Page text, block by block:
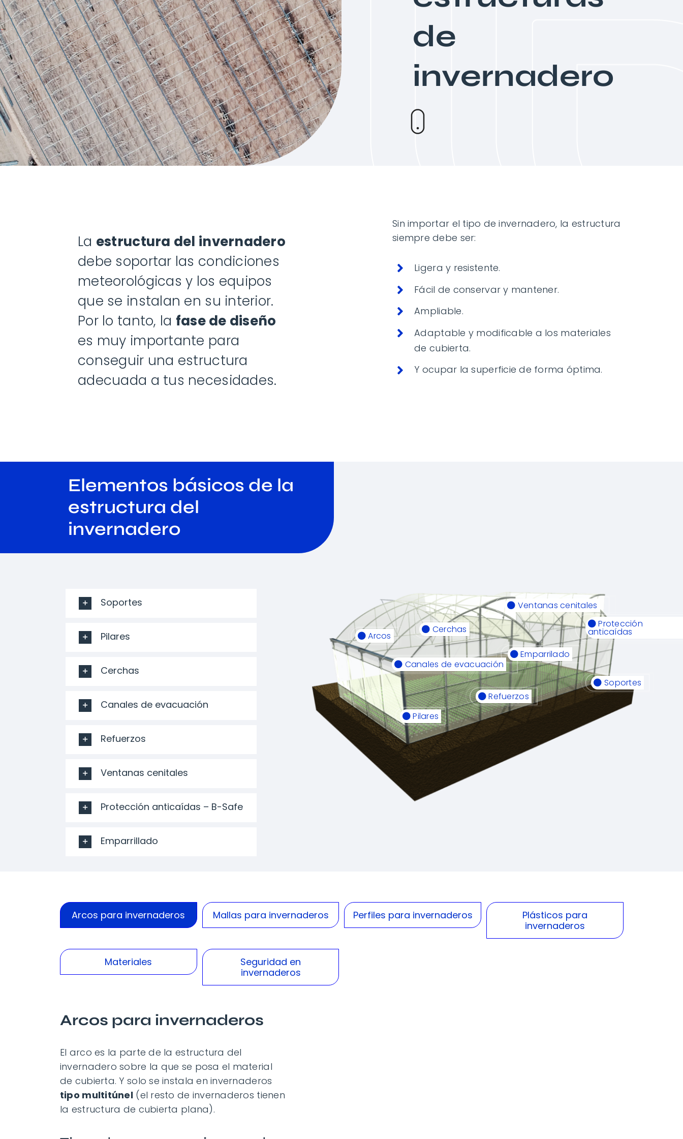
de
invernadero
La estructura del invernadero
debe soportar las condiciones
meteorológicas y los equipos
que se instalan en su interior.
Por lo tanto, la fase de diseño
es muy importante para
conseguir una estructura
adecuada a tus necesidades.
Sin importar el tipo de invernadero, la estructura
siempre debe ser:
Ligera y resistente.
Fácil de conservar y mantener.
Ampliable.
Adaptable y modificable a los materiales
de cubierta.
Y ocupar la superficie de forma óptima.
Elementos básicos de la
estructura del
invernadero
Soportes
Pilares
Cerchas
Canales de evacuación
Refuerzos
Ventanas cenitales
Protección anticaídas – B-Safe
Emparrillado
Arcos
Cerchas
Canales de evacuación
Pilares
Ventanas cenitales
Emparrilado
Refuerzos
Protección
anticaídas
Soportes
Arcos para invernaderos Mallas para invernaderos Perfiles para invernaderos
Plásticos para
invernaderos
Materiales
Seguridad en
invernaderos
Arcos para invernaderos
El arco es la parte de la estructura del
invernadero sobre la que se posa el material
de cubierta. Y solo se instala en invernaderos
tipo multitúnel (el resto de invernaderos tienen
la estructura de cubierta plana).